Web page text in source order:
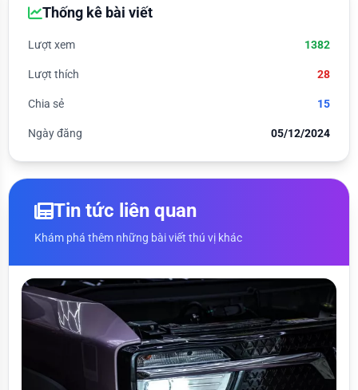
Thống kê bài viết
Lượt xem 1382
Lượt thích 28
Chia sẻ 15
Ngày đăng 05/12/2024
Tin tức liên quan
Khám phá thêm những bài viết thú vị khác